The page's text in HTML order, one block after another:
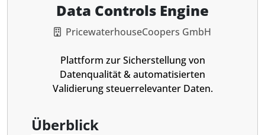
Data Controls Engine
PricewaterhouseCoopers GmbH
Plattform zur Sicherstellung von
Datenqualität & automatisierten
Validierung steuerrelevanter Daten.
Überblick